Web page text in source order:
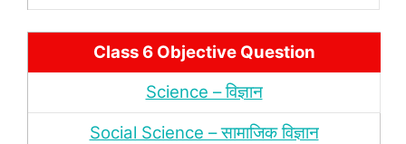
Class 6 Objective Question
Science – विज्ञान
Social Science – सामाजिक विज्ञान